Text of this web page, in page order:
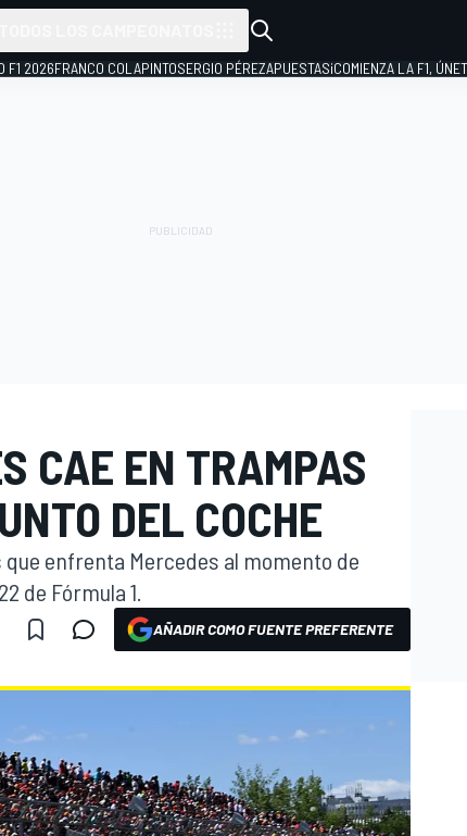
F1 2026FRANCO COLAPINTOSERGIO PÉREZAPUESTAS¡COMIENZA LA F1,
CAE EN TRAMPAS
DEL COCHE
enfrenta Mercedes al momento de
de Fórmula 1.
AÑADIR COMO FUENTE PREFERENTE